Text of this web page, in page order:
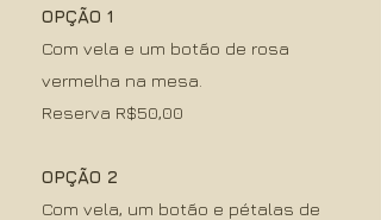
OPÇÃO 1
Com vela e um botão de rosa
vermelha na mesa.​​​​​​​​​​
Reserva R$50,00
OPÇÃO 2
Com vela, um botão e pétalas de